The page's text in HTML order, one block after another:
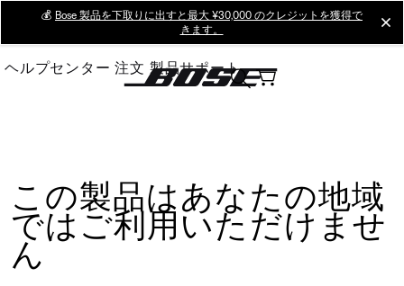
Main
💰 Bose 製品を下取りに出すと最大 ¥30,000 のクレジットを獲得で
きます。
ヘルプセンター 注文 製品サポート
この製品はあなたの地域
ではご利用いただけませ
ん